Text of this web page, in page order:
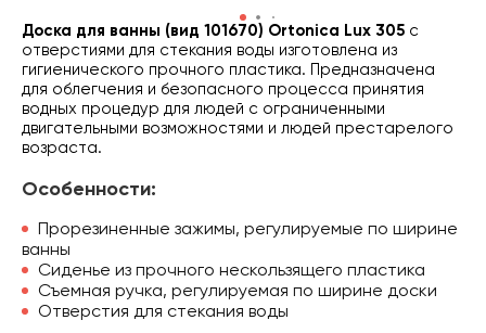
Доска для ванны (вид 101670) Ortonica Lux 305 с
отверстиями для стекания воды изготовлена из
гигиенического прочного пластика. Предназначена
для облегчения и безопасного процесса принятия
водных процедур для людей с ограниченными
двигательными возможностями и людей престарелого
возраста.
Особенности:
Прорезиненные зажимы, регулируемые по ширине
ванны
Сиденье из прочного нескользящего пластика
Съемная ручка, регулируемая по ширине доски
Отверстия для стекания воды